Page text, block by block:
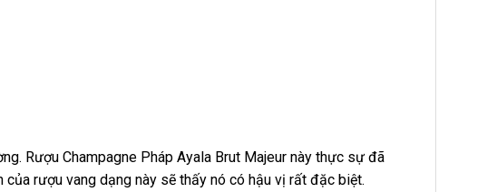
Rượu Champagne Pháp Ayala Brut Majeur này thực sự đã
rượu vang dạng này sẽ thấy nó có hậu vị rất đặc biệt.